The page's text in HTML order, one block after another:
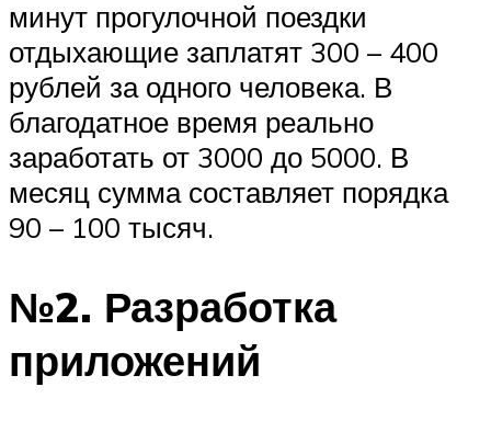
минут прогулочной поездки
отдыхающие заплатят 300 – 400
рублей за одного человека. В
благодатное время реально
заработать от 3000 до 5000. В
месяц сумма составляет порядка
90 – 100 тысяч.
№2. Разработка
приложений